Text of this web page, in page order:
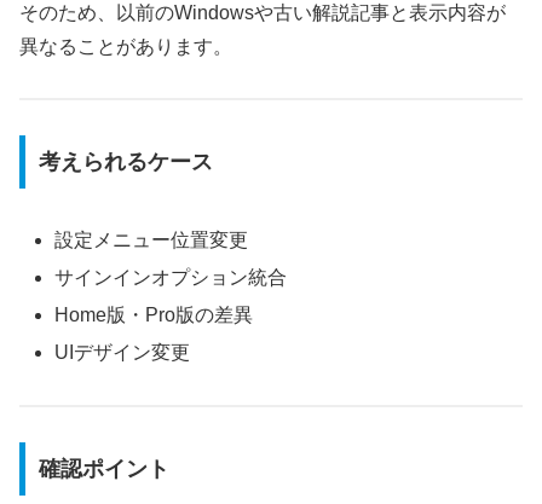
そのため、以前のWindowsや古い解説記事と表示内容が
異なることがあります。
考えられるケース
設定メニュー位置変更
サインインオプション統合
Home版・Pro版の差異
UIデザイン変更
確認ポイント